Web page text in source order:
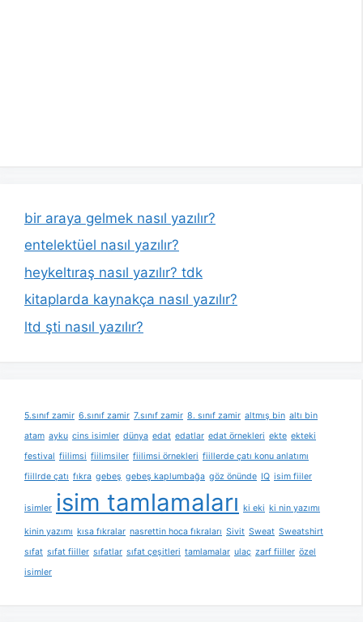
bir araya gelmek nasıl yazılır?
entelektüel nasıl yazılır?
heykeltıraş nasıl yazılır? tdk
kitaplarda kaynakça nasıl yazılır?
ltd şti nasıl yazılır?
5.sınıf zamir 6.sınıf zamir 7.sınıf zamir 8. sınıf zamir altmış bin altı bin
atam ayku cins isimler dünya edat edatlar edat örnekleri ekte ekteki
festival fiilimsi fiilimsiler fiilimsi örnekleri fiillerde çatı konu anlatımı
fiillrde çatı fıkra gebeş gebeş kaplumbağa göz önünde IQ isim fiiler
isimler isim tamlamaları ki eki ki nin yazımı
kinin yazımı kısa fıkralar nasrettin hoca fıkraları Sivit Sweat Sweatshirt
sıfat sıfat fiiller sıfatlar sıfat çeşitleri tamlamalar ulaç zarf fiiller özel
isimler